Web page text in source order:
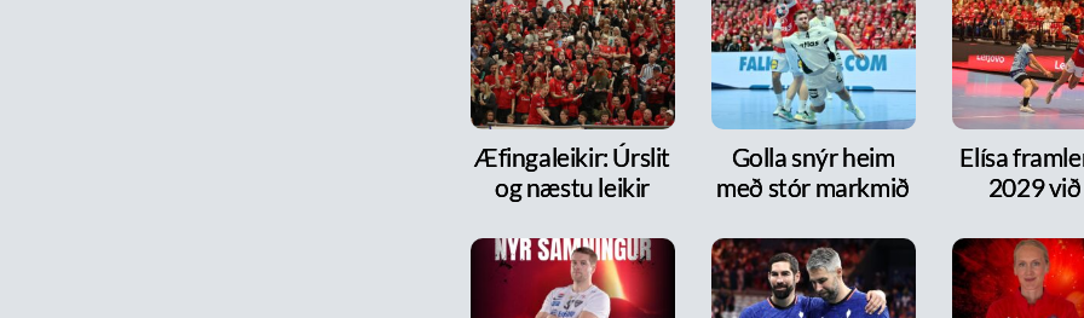
Æfingaleikir: Úrslit
og næstu leikir
Golla snýr heim
með stór markmið
Elísa
2029